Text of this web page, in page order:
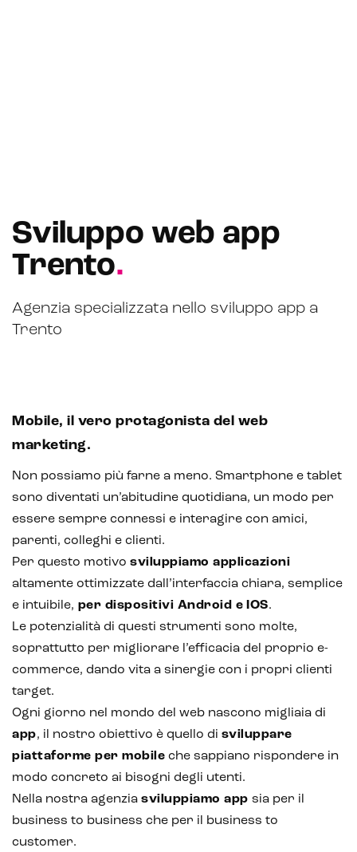
CRM & email marketing
Sistemi di loyalty
Hubspot
Marketing automation
Sviluppo web app
Trento.
Agenzia specializzata nello sviluppo app a
Trento
Mobile, il vero protagonista del web
marketing.
Non possiamo più farne a meno. Smartphone e tablet
sono diventati un’abitudine quotidiana, un modo per
essere sempre connessi e interagire con amici,
parenti, colleghi e clienti.
Per questo motivo sviluppiamo applicazioni
altamente ottimizzate dall’interfaccia chiara, semplice
e intuibile, per dispositivi Android e IOS.
Le potenzialità di questi strumenti sono molte,
soprattutto per migliorare l’efficacia del proprio e-
commerce, dando vita a sinergie con i propri clienti
target.
Ogni giorno nel mondo del web nascono migliaia di
app, il nostro obiettivo è quello di sviluppare
piattaforme per mobile che sappiano rispondere in
modo concreto ai bisogni degli utenti.
Nella nostra agenzia sviluppiamo app sia per il
business to business che per il business to
customer.